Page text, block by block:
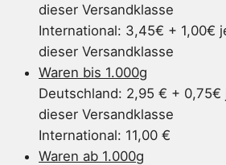
dieser Versandklasse
International: 3,45€ + 1,00€
dieser Versandklasse
Waren bis 1.000g
Deutschland: 2,95 € +
dieser Versandklasse
International: 11,00 €
Waren ab 1.000g